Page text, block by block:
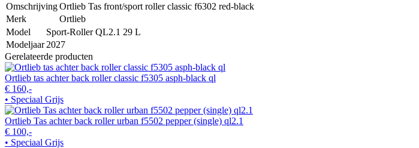
OmschrijvingOrtlieb Tas front/sport roller classic f6302 red-black
Merk
Ortlieb
Model
Sport-Roller QL2.1 29 L
Modeljaar 2027
Gerelateerde producten
Ortlieb tas achter back roller classic f5305 asph-black ql
€ 160,-
• Speciaal Grijs
Ortlieb Tas achter back roller urban f5502 pepper (single) ql2.1
€ 100,-
• Speciaal Grijs